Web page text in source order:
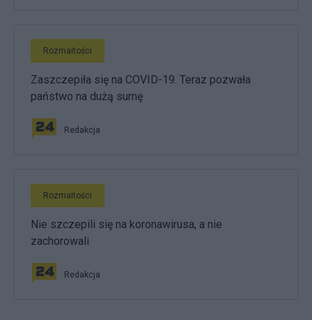
Rozmaitości
Zaszczepiła się na COVID-19. Teraz pozwała
państwo na dużą sumę
Redakcja
Rozmaitości
Nie szczepili się na koronawirusa, a nie
zachorowali
Redakcja